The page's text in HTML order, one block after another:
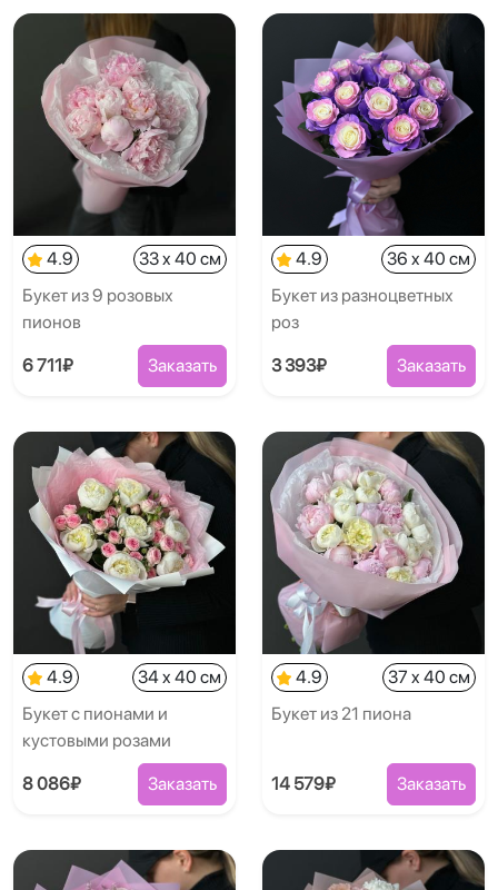
4.9
33 x 40 см
Букет из 9 розовых
пионов
6 711₽ Заказать
4.9
36 x 40 см
Букет из разноцветных
роз
3 393₽ Заказать
4.9
34 x 40 см
Букет с пионами и
кустовыми розами
8 086₽ Заказать
4.9
37 x 40 см
Букет из 21 пиона
14 579₽ Заказать